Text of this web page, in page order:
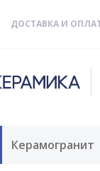
ДОСТАВКА И
Керамогранит